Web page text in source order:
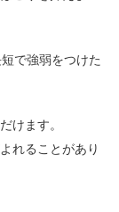
で強弱をつけた
けます。
れることがあり